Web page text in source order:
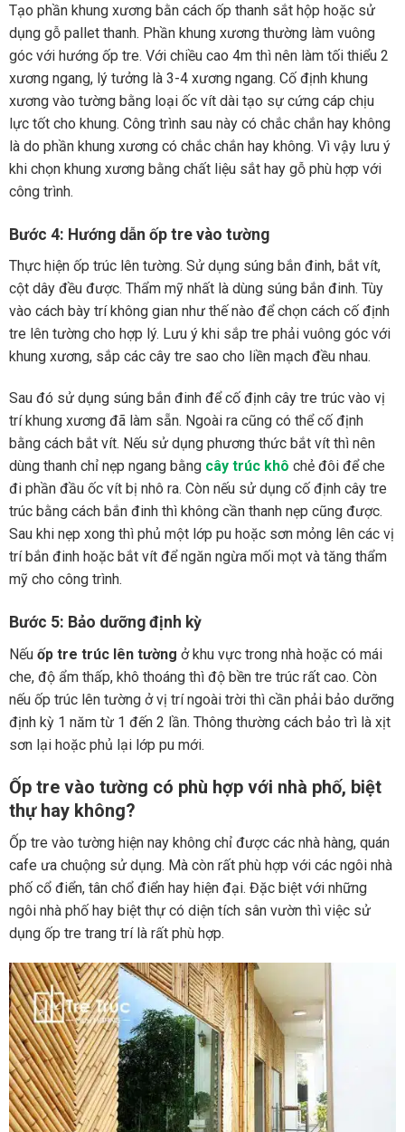
Tạo phần khung xương bằn cách ốp thanh sắt hộp hoặc sử
dụng gỗ pallet thanh. Phần khung xương thường làm vuông
góc với hướng ốp tre. Với chiều cao 4m thì nên làm tối thiểu 2
xương ngang, lý tưởng là 3-4 xương ngang. Cố định khung
xương vào tường bằng loại ốc vít dài tạo sự cứng cáp chịu
lực tốt cho khung. Công trình sau này có chắc chắn hay không
là do phần khung xương có chắc chắn hay không. Vì vậy lưu ý
khi chọn khung xương bằng chất liệu sắt hay gỗ phù hợp với
công trình.
Bước 4: Hướng dẫn ốp tre vào tường
Thực hiện ốp trúc lên tường. Sử dụng súng bắn đinh, bắt vít,
cột dây đều được. Thẩm mỹ nhất là dùng súng bắn đinh. Tùy
vào cách bày trí không gian như thế nào để chọn cách cố định
tre lên tường cho hợp lý. Lưu ý khi sắp tre phải vuông góc với
khung xương, sắp các cây tre sao cho liền mạch đều nhau.
Sau đó sử dụng súng bắn đinh để cố định cây tre trúc vào vị
trí khung xương đã làm sẵn. Ngoài ra cũng có thể cố định
bằng cách bắt vít. Nếu sử dụng phương thức bắt vít thì nên
dùng thanh chỉ nẹp ngang bằng cây trúc khô chẻ đôi để che
đi phần đầu ốc vít bị nhô ra. Còn nếu sử dụng cố định cây tre
trúc bằng cách bắn đinh thì không cần thanh nẹp cũng được.
Sau khi nẹp xong thì phủ một lớp pu hoặc sơn mỏng lên các vị
trí bắn đinh hoặc bắt vít để ngăn ngừa mối mọt và tăng thẩm
mỹ cho công trình.
Bước 5: Bảo dưỡng định kỳ
Nếu ốp tre trúc lên tường ở khu vực trong nhà hoặc có mái
che, độ ẩm thấp, khô thoáng thì độ bền tre trúc rất cao. Còn
nếu ốp trúc lên tường ở vị trí ngoài trời thì cần phải bảo dưỡng
định kỳ 1 năm từ 1 đến 2 lần. Thông thường cách bảo trì là xịt
sơn lại hoặc phủ lại lớp pu mới.
Ốp tre vào tường có phù hợp với nhà phố, biệt
thự hay không?
Ốp tre vào tường hiện nay không chỉ được các nhà hàng, quán
cafe ưa chuộng sử dụng. Mà còn rất phù hợp với các ngôi nhà
phố cổ điển, tân chổ điển hay hiện đại. Đặc biệt với những
ngôi nhà phố hay biệt thự có diện tích sân vườn thì việc sử
dụng ốp tre trang trí là rất phù hợp.